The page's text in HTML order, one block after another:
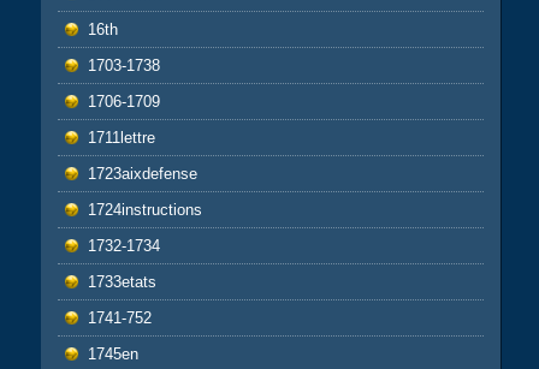
16th
1703-1738
1706-1709
1711lettre
1723aixdefense
1724instructions
1732-1734
1733etats
1741-752
1745en